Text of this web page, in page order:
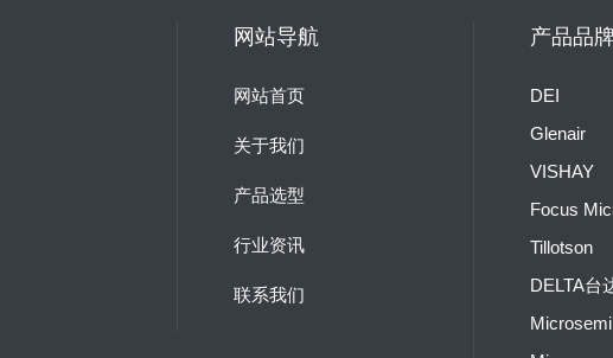
网站导航
网站首页
关于我们
产品选型
行业资讯
联系我们
产品品牌
DEI
Glenair
VISHAY
Focus
Tillotson
DELTA台
Microsemi